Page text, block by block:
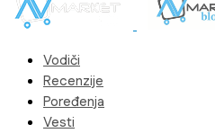
Vodiči
Recenzije
Poređenja
Vesti